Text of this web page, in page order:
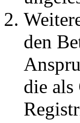
den
die als